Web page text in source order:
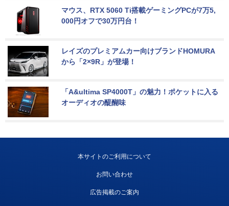
マウス、RTX 5060 Ti搭載ゲーミングPCが7万5,
000円オフで30万円台！
レイズのプレミアムカー向けブランドHOMURA
から「2×9R」が登場！
「A&ultima SP4000T」の魅力！ポケットに入る
オーディオの醍醐味
本サイトのご利用について
お問い合わせ
広告掲載のご案内